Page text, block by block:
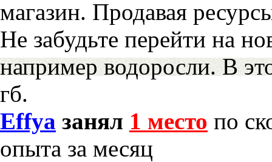
магазин. Продавая
Не забудьте перейти на
например водоросли. В
гб.
Effya занял 1 место по
опыта за месяц